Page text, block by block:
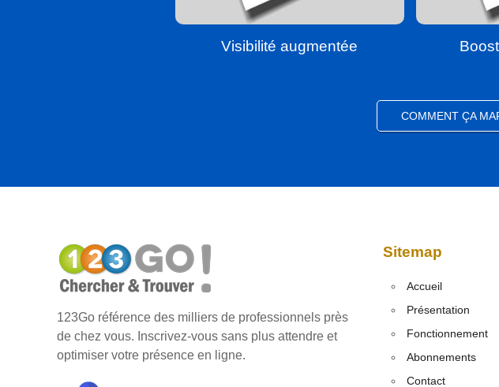
Visibilité augmentée
COMMENT ÇA
123Go référence des milliers de professionnels près
de chez vous. Inscrivez-vous sans plus attendre et
optimiser votre présence en ligne.
Sitemap
Accueil
Présentation
Fonctionnement
Abonnements
Contact